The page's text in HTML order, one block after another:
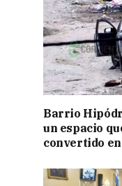
Barrio
un espacio
convertido